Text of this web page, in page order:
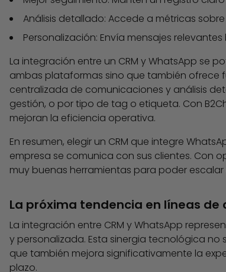
Análisis detallado: Accede a métricas
Personalización: Envía mensajes
La integración entre un CRM y WhatsApp se
ambas plataformas sino que también
centralizada de comunicaciones y análisis
gestión, o por tipo de tag o etiqueta. Con
mejoran la eficiencia operativa.
En resumen, elegir un CRM que integre
empresa se comunica con sus clientes. Con
muy buenas herramientas para poder escalar
La próxima tendencia en líneas
La integración entre CRM y WhatsApp
y personalizada. Esta sinergia tecnológica
que también mejora significativamente la
plazo.